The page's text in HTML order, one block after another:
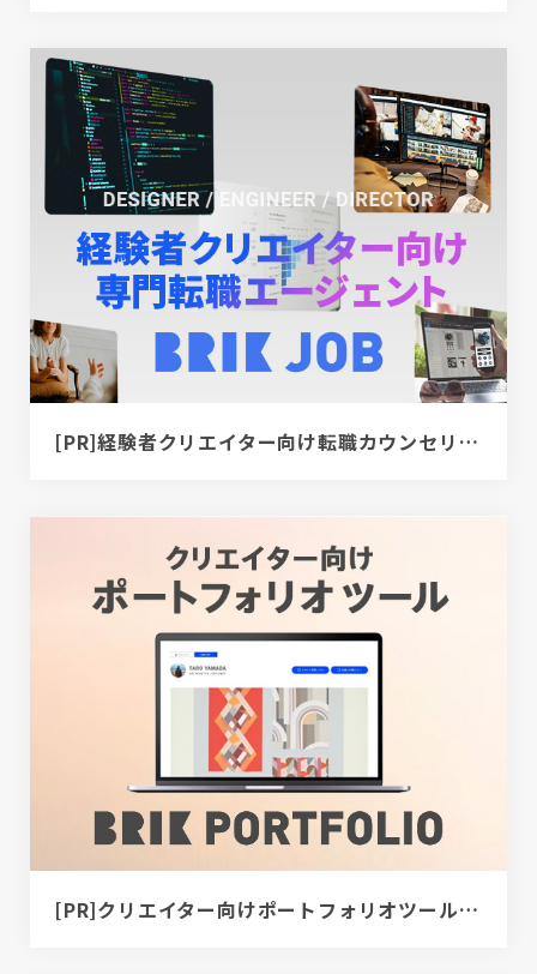
[PR]経験者クリエイター向け転職カウンセリング｜デザイナー / ディレクター / エンジニア
[PR]クリエイター向けポートフォリオツール｜BRIK PORTFOLIO